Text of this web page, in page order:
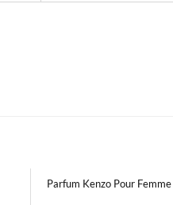
Parfum Kenzo Pour Femme